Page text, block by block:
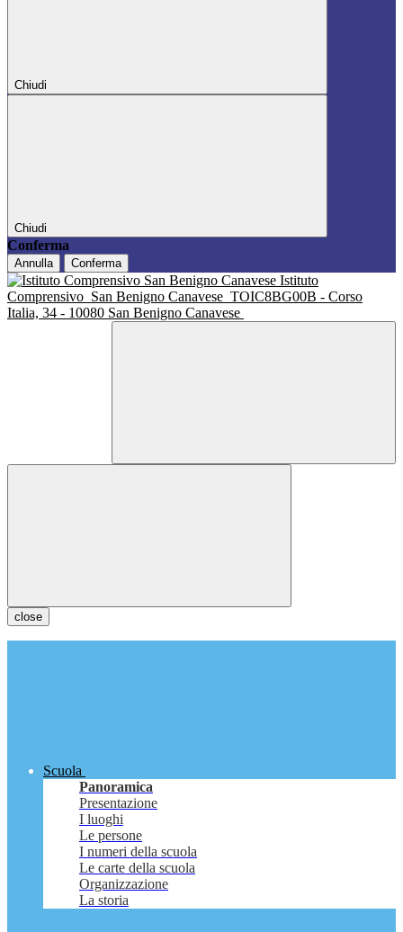
Chiudi
Chiudi
Conferma
Annulla Conferma
Istituto
Comprensivo San Benigno Canavese TOIC8BG00B - Corso
Italia, 34 - 10080 San Benigno Canavese
close
Scuola
Panoramica
Presentazione
I luoghi
Le persone
I numeri della scuola
Le carte della scuola
Organizzazione
La storia